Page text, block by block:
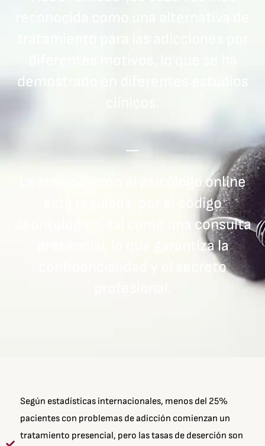
demostrado en diferentes estudios
La atención con el psicólogo online
está regulada, por el código
deontológico, tal como una consulta
presencial, lo que garantiza la
confidencialidad y el secreto
Según estadísticas internacionales, menos del 25%
pacientes con problemas de adicción comienzan un
tratamiento presencial, pero las tasas de deserción son